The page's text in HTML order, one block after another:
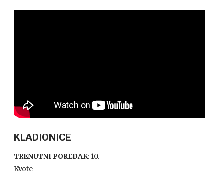
KLADIONICE
TRENUTNI POREDAK: 10.
Kvote